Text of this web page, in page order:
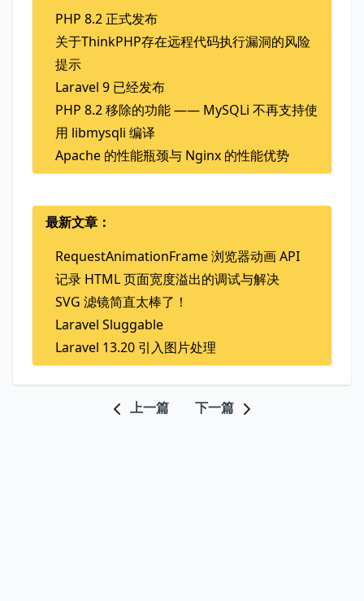
PHP 8.2 正式发布
关于ThinkPHP存在远程代码执行漏洞的风险
提示
Laravel 9 已经发布
PHP 8.2 移除的功能 —— MySQLi 不再支持使
用 libmysqli 编译
Apache 的性能瓶颈与 Nginx 的性能优势
最新文章：
RequestAnimationFrame 浏览器动画 API
记录 HTML 页面宽度溢出的调试与解决
SVG 滤镜简直太棒了！
Laravel Sluggable
Laravel 13.20 引入图片处理
上一篇 下一篇